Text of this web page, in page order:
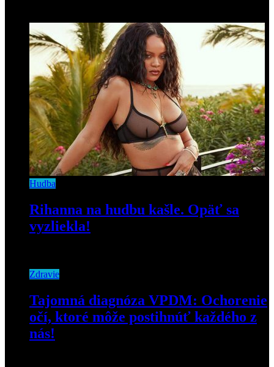
Hudba
Rihanna na hudbu kašle. Opäť sa
vyzliekla!
Zdravie
Tajomná diagnóza VPDM: Ochorenie
očí, ktoré môže postihnúť každého z
nás!